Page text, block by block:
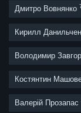
Дмитро Вовнянко
Кирилл
Володимир
Костянтин
Валерій Прозапас